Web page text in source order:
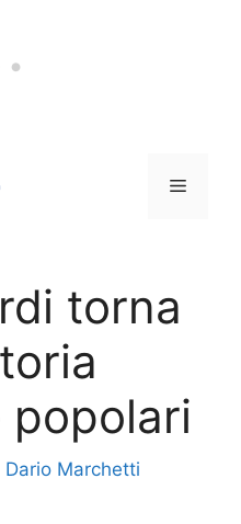
Menu
torna
popolari
Dario Marchetti